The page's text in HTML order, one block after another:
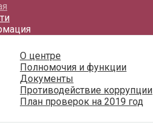
О центре
Полномочия и функции
Документы
Противодействие коррупции
План проверок на 2019 год